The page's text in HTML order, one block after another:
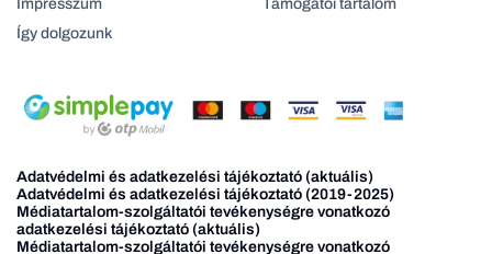
Impresszum
Így dolgozunk
Támogatói tartalom
Adatvédelmi és adatkezelési tájékoztató (aktuális)
Adatvédelmi és adatkezelési tájékoztató (2019-2025)
Médiatartalom-szolgáltatói tevékenységre vonatkozó
adatkezelési tájékoztató (aktuális)
Médiatartalom-szolgáltatói tevékenységre vonatkozó